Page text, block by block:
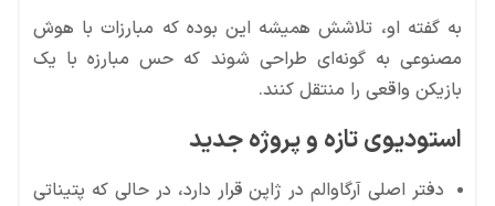
به گفته او، تلاشش همیشه این بوده که مبارزات با هوش
مصنوعی به گونه‌ای طراحی شوند که حس مبارزه با یک
بازیکن واقعی را منتقل کنند.
استودیوی تازه و پروژه جدید
دفتر اصلی آرگاوالم در ژاپن قرار دارد، در حالی که پتیناتی